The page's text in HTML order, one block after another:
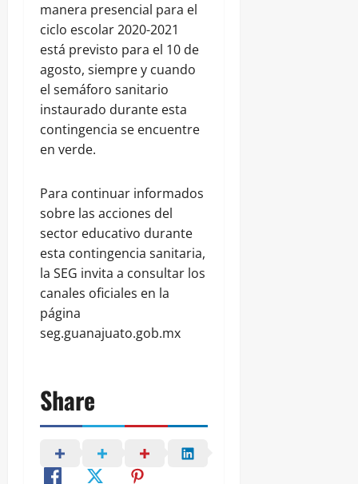
manera presencial para el
ciclo escolar 2020-2021
está previsto para el 10 de
agosto, siempre y cuando
el semáforo sanitario
instaurado durante esta
contingencia se encuentre
en verde.
Para continuar informados
sobre las acciones del
sector educativo durante
esta contingencia sanitaria,
la SEG invita a consultar los
canales oficiales en la
página
seg.guanajuato.gob.mx
Share